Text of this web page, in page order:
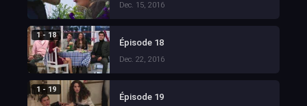
Dec. 15, 2016
1 - 18
Épisode 18
Dec. 22, 2016
1 - 19
Épisode 19